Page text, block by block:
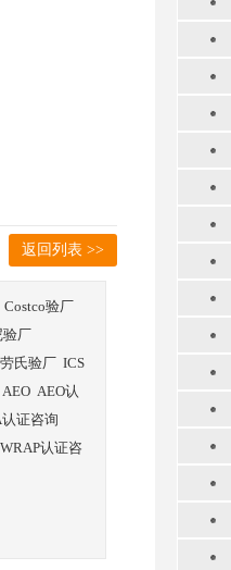
返回列表 >>
Costco验厂
验厂
劳氏验厂 ICS
AEO AEO认
证咨询
WRAP认证咨